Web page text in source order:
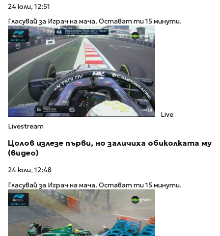
24 юли, 12:51
Гласувай за Играч на мача. Остават ти 15 минути.
Live
Livestream
Цолов излезе първи, но заличиха обиколката му
(видео)
24 юли, 12:48
Гласувай за Играч на мача. Остават ти 15 минути.